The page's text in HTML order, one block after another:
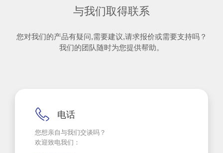
与我们取得联系
您对我们的产品有疑问,需要建议,请求报价或需要支持吗？
我们的团队随时为您提供帮助。
电话
您想亲自与我们交谈吗？
欢迎致电我们：